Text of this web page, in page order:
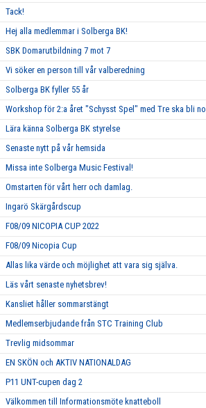
Tack!
Hej alla medlemmar i Solberga BK!
SBK Domarutbildning 7 mot 7
Vi söker en person till vår valberedning
Solberga BK fyller 55 år
Workshop för 2:a året "Schysst Spel" med Tre ska bli noll
Lära känna Solberga BK styrelse
Senaste nytt på vår hemsida
Missa inte Solberga Music Festival!
Omstarten för vårt herr och damlag.
Ingarö Skärgårdscup
F08/09 NICOPIA CUP 2022
F08/09 Nicopia Cup
Allas lika värde och möjlighet att vara sig själva.
Läs vårt senaste nyhetsbrev!
Kansliet håller sommarstängt
Medlemserbjudande från STC Training Club
Trevlig midsommar
EN SKÖN och AKTIV NATIONALDAG
P11 UNT-cupen dag 2
Välkommen till Informationsmöte knatteboll